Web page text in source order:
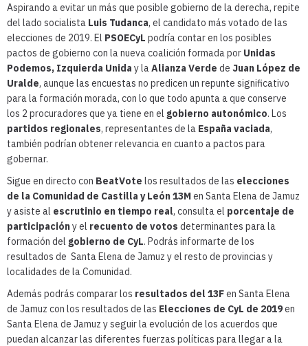
Aspirando a evitar un más que posible gobierno de la derecha, repite
del lado socialista Luis Tudanca, el candidato más votado de las
elecciones de 2019. El PSOECyL podría contar en los posibles
pactos de gobierno con la nueva coalición formada por Unidas
Podemos, Izquierda Unida y la Alianza Verde de Juan López de
Uralde, aunque las encuestas no predicen un repunte significativo
para la formación morada, con lo que todo apunta a que conserve
los 2 procuradores que ya tiene en el gobierno autonómico. Los
partidos regionales, representantes de la España vaciada,
también podrían obtener relevancia en cuanto a pactos para
gobernar.
Sigue en directo con BeatVote los resultados de las elecciones
de la Comunidad de Castilla y León 13Men Santa Elena de Jamuz
y asiste al escrutinio en tiempo real, consulta el porcentaje de
participacióny el recuento de votos determinantes para la
formación del gobierno de CyL. Podrás informarte de los
resultados de Santa Elena de Jamuz y el resto de provincias y
localidades de la Comunidad.
Además podrás comparar los resultados del 13Fen Santa Elena
de Jamuz con los resultados de las Elecciones de CyL de 2019en
Santa Elena de Jamuz y seguir la evolución de los acuerdos que
puedan alcanzar las diferentes fuerzas políticas para llegar a la